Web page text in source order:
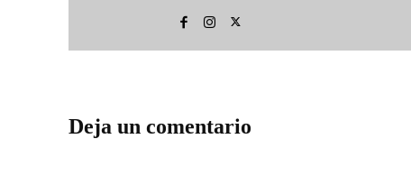
Deja un comentario